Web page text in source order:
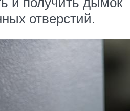
отверстий.